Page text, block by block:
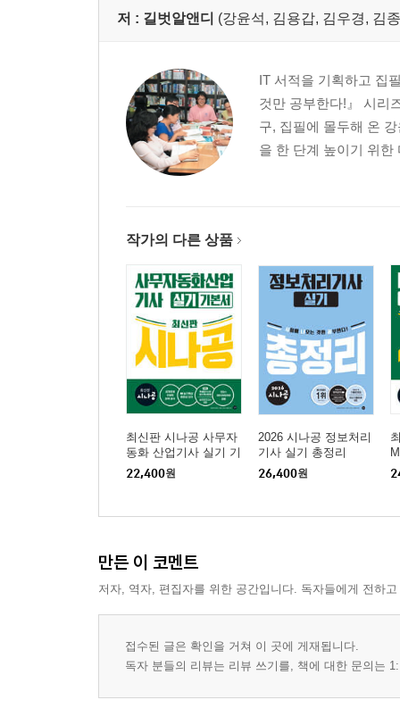
저 : 길벗알앤디 (강윤석, 김용갑, 김우경, 김
IT 서적을 기획하고 집
것만 공부한다!』 시리
구, 집필에 몰두해 온
을 한 단계 높이기 위한
작가의 다른 상품
최신판 시나공 사무자
동화 산업기사 실기 기
본서
22,400원
2026 시나공 정보처리
기사 실기 총정리
26,400원
만든 이 코멘트
저자, 역자, 편집자를 위한 공간입니다. 독자들에게 전하
접수된 글은 확인을 거쳐 이 곳에 게재됩니다.
독자 분들의 리뷰는 리뷰 쓰기를, 책에 대한 문의는